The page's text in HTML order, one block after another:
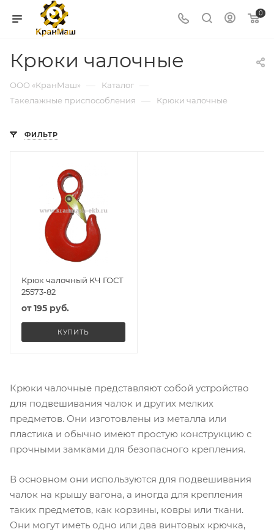
0
Крюки чалочные
ООО «КранМаш» — Каталог —
Такелажные приспособления — Крюки чалочные
ФИЛЬТР
Крюк чалочный КЧ ГОСТ
25573-82
от195 руб.
КУПИТЬ
Крюки чалочные представляют собой устройство
для подвешивания чалок и других мелких
предметов. Они изготовлены из металла или
пластика и обычно имеют простую конструкцию с
прочными замками для безопасного крепления.
В основном они используются для подвешивания
чалок на крышу вагона, а иногда для крепления
таких предметов, как корзины, ковры или ткани.
Они могут иметь одно или два винтовых крючка,